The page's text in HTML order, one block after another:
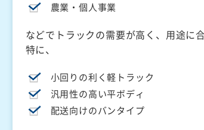
農業・個人事業
などでトラックの需要が高く、用途に
特に、
小回りの利く軽トラック
汎用性の高い平ボディ
配送向けのバンタイプ